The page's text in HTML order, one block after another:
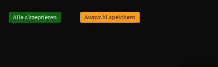
Alle akzeptieren Auswahl speichern